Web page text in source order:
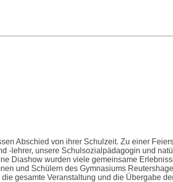
Abschied von ihrer Schulzeit. Zu einer
-lehrer, unsere Schulsozialpädagogin und
Diashow wurden viele gemeinsame
und Schülern des Gymnasiums
gesamte Veranstaltung und die Übergabe